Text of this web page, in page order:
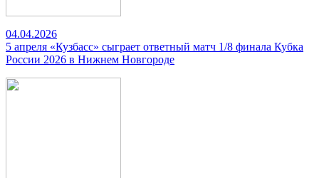
04.04.2026
5 апреля «Кузбасс» сыграет ответный матч 1/8 финала Кубка
России 2026 в Нижнем Новгороде